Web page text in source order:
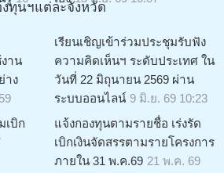
งทุนฯแต่ละจังหวัด
งาน
าง
เรียนเชิญเข้าร่วมประชุมรับฟัง
ความคิดเห็นฯ ระดับประเทศ ใน
วันที่ 22 มิถุนายน 2569 ผ่าน
ระบบออนไลน์ 9 มิ.ย. 69 10:23
เบิก
แจ้งกองทุนตามรายชื่อ เร่งรัด
เบิกเงินจัดสรรตามรายโครงการ
ภายใน 31 พ.ค.69 21 พ.ค. 69